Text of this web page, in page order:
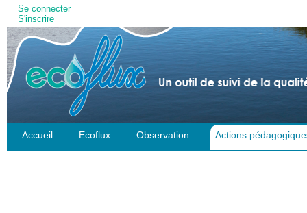
Outils
personnels
Se connecter
S'inscrire
Accueil Ecoflux Observation Actions